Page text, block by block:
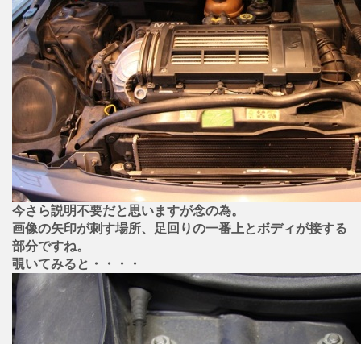
今さら説明不要だと思いますが念の為。
画像の矢印が刺す場所、足回りの一番上とボディが接する
部分ですね。
覗いてみると・・・・